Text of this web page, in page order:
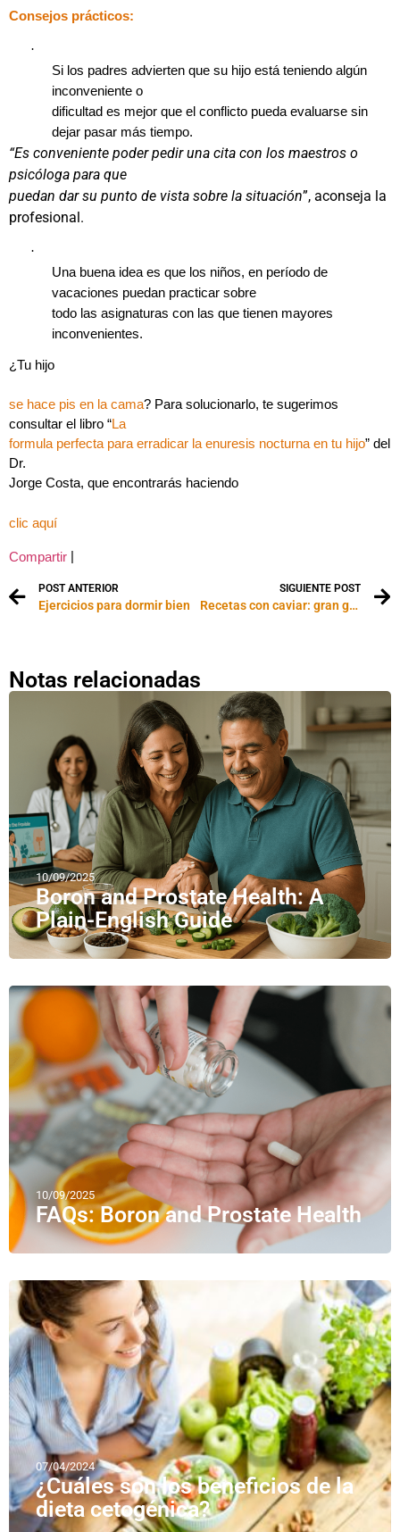
Consejos prácticos:
·
Si los padres advierten que su hijo está teniendo algún
inconveniente o
dificultad es mejor que el conflicto pueda evaluarse sin
dejar pasar más tiempo.
“Es conveniente poder pedir una cita con los maestros o
psicóloga para que
puedan dar su punto de vista sobre la situación”, aconseja la
profesional.
·
Una buena idea es que los niños, en período de
vacaciones puedan practicar sobre
todo las asignaturas con las que tienen mayores
inconvenientes.
¿Tu hijo
se hace pis en la cama? Para solucionarlo, te sugerimos
consultar el libro “La
formula perfecta para erradicar la enuresis nocturna en tu hijo” del
Dr.
Jorge Costa, que encontrarás haciendo
clic aquí
Compartir |
POST ANTERIOR
Ejercicios para dormir bien
SIGUIENTE POST
Recetas con caviar: gran glamour en la cocina
Notas relacionadas
10/09/2025
Boron and Prostate Health: A
Plain-English Guide
10/09/2025
FAQs: Boron and Prostate Health
07/04/2024
¿Cuáles son los beneficios de la
dieta cetogénica?